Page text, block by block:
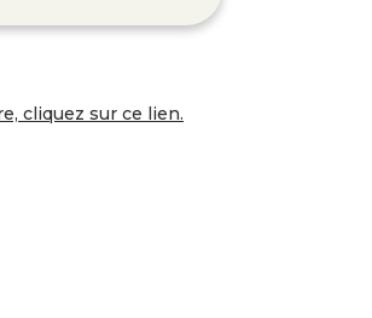
cliquez sur ce lien.